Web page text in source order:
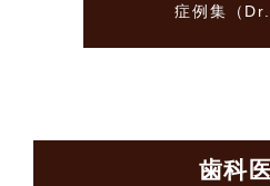
症例集（Dr.
歯科